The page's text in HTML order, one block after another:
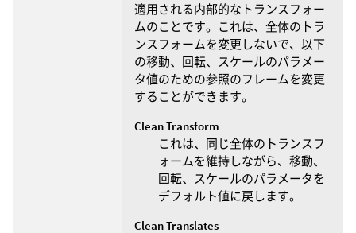
適用される内部的なトランスフォー
ムのことです。これは、全体のトラ
ンスフォームを変更しないで、以下
の移動、回転、スケールのパラメー
タ値のための参照のフレームを変更
することができます。
Clean Transform
これは、同じ全体のトランスフ
ォームを維持しながら、移動、
回転、スケールのパラメータを
デフォルト値に戻します。
Clean Translates